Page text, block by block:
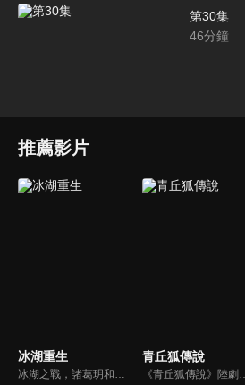
第30集
46分鐘
推薦影片
冰湖重生 青丘狐傳說